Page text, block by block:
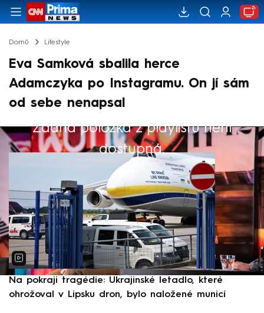
Domů Lifestyle
Eva Samková sbalila herce
Adamczyka po Instagramu. On jí sám
od sebe nenapsal
Žádná položka z playlistu není
dostupná.
Výběr redakce
Na pokraji tragédie: Ukrajinské letadlo, které
ohrožoval v Lipsku dron, bylo naložené municí